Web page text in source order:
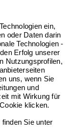
wohltuend sind
für